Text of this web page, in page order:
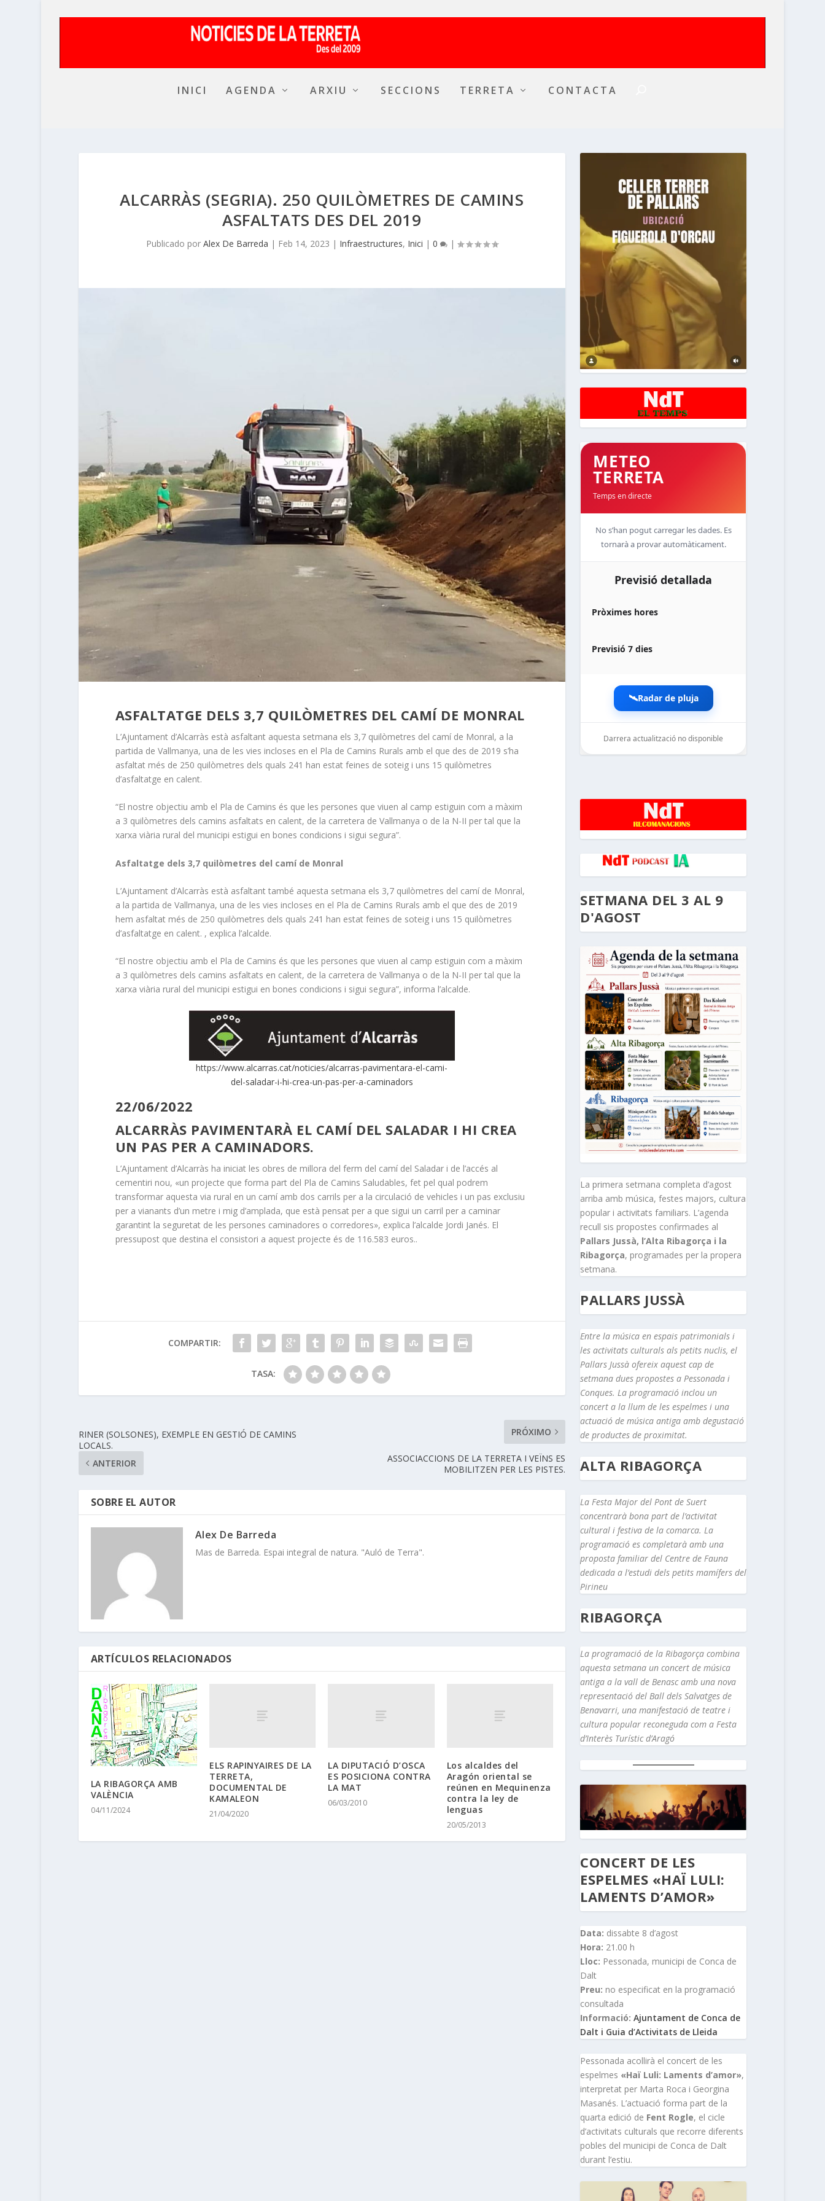
INICI AGENDA ARXIU SECCIONS TERRETA CONTACTA
ALCARRÀS (SEGRIA). 250 QUILÒMETRES DE CAMINS
ASFALTATS DES DEL 2019
Publicado por Alex De Barreda | Feb 14, 2023 | Infraestructures, Inici | 0 |
ASFALTATGE DELS 3,7 QUILÒMETRES DEL CAMÍ DE MONRAL
L’Ajuntament d’Alcarràs està asfaltant aquesta setmana els 3,7 quilòmetres del camí de Monral, a la
partida de Vallmanya, una de les vies incloses en el Pla de Camins Rurals amb el que des de 2019 s’ha
asfaltat més de 250 quilòmetres dels quals 241 han estat feines de soteig i uns 15 quilòmetres
d’asfaltatge en calent.
“El nostre objectiu amb el Pla de Camins és que les persones que viuen al camp estiguin com a màxim
a 3 quilòmetres dels camins asfaltats en calent, de la carretera de Vallmanya o de la N-II per tal que la
xarxa viària rural del municipi estigui en bones condicions i sigui segura”.
Asfaltatge dels 3,7 quilòmetres del camí de Monral
L’Ajuntament d’Alcarràs està asfaltant també aquesta setmana els 3,7 quilòmetres del camí de Monral,
a la partida de Vallmanya, una de les vies incloses en el Pla de Camins Rurals amb el que des de 2019
hem asfaltat més de 250 quilòmetres dels quals 241 han estat feines de soteig i uns 15 quilòmetres
d’asfaltatge en calent. , explica l’alcalde.
“El nostre objectiu amb el Pla de Camins és que les persones que viuen al camp estiguin com a màxim
a 3 quilòmetres dels camins asfaltats en calent, de la carretera de Vallmanya o de la N-II per tal que la
xarxa viària rural del municipi estigui en bones condicions i sigui segura”, informa l’alcalde.
https://www.alcarras.cat/noticies/alcarras-pavimentara-el-cami-
del-saladar-i-hi-crea-un-pas-per-a-caminadors
22/06/2022
ALCARRÀS PAVIMENTARÀ EL CAMÍ DEL SALADAR I HI CREA
UN PAS PER A CAMINADORS.
L’Ajuntament d’Alcarràs ha iniciat les obres de millora del ferm del camí del Saladar i de l’accés al
cementiri nou, «un projecte que forma part del Pla de Camins Saludables, fet pel qual podrem
transformar aquesta via rural en un camí amb dos carrils per a la circulació de vehicles i un pas exclusiu
per a vianants d’un metre i mig d’amplada, que està pensat per a que sigui un carril per a caminar
garantint la seguretat de les persones caminadores o corredores», explica l’alcalde Jordi Janés. El
pressupost que destina el consistori a aquest projecte és de 116.583 euros..
COMPARTIR:
TASA:
RINER (SOLSONES), EXEMPLE EN GESTIÓ DE CAMINS
LOCALS.
ANTERIOR
PRÓXIMO
ASSOCIACCIONS DE LA TERRETA I VEÏNS ES
MOBILITZEN PER LES PISTES.
SOBRE EL AUTOR
Alex De Barreda
Mas de Barreda. Espai integral de natura. "Auló de Terra".
ARTÍCULOS RELACIONADOS
LA RIBAGORÇA AMB
VALÈNCIA
04/11/2024
ELS RAPINYAIRES DE LA
TERRETA,
DOCUMENTAL DE
KAMALEON
21/04/2020
LA DIPUTACIÓ D’OSCA
ES POSICIONA CONTRA
LA MAT
06/03/2010
Los alcaldes del
Aragón oriental se
reúnen en Mequinenza
contra la ley de
lenguas
20/05/2013
METEO
TERRETA
Temps en directe
No s’han pogut carregar les dades. Es
tornarà a provar automàticament.
Previsió detallada
Pròximes hores
Previsió 7 dies
🛰️Radar de pluja
Darrera actualització no disponible
noticiesdelaterreta.com
SETMANA DEL 3 AL 9
D'AGOST
La primera setmana completa d’agost
arriba amb música, festes majors, cultura
popular i activitats familiars. L’agenda
recull sis propostes confirmades al
Pallars Jussà, l’Alta Ribagorça i la
Ribagorça, programades per la propera
setmana.
PALLARS JUSSÀ
Entre la música en espais patrimonials i
les activitats culturals als petits nuclis, el
Pallars Jussà ofereix aquest cap de
setmana dues propostes a Pessonada i
Conques. La programació inclou un
concert a la llum de les espelmes i una
actuació de música antiga amb degustació
de productes de proximitat.
ALTA RIBAGORÇA
La Festa Major del Pont de Suert
concentrarà bona part de l’activitat
cultural i festiva de la comarca. La
programació es completarà amb una
proposta familiar del Centre de Fauna
dedicada a l’estudi dels petits mamífers del
Pirineu
RIBAGORÇA
La programació de la Ribagorça combina
aquesta setmana un concert de música
antiga a la vall de Benasc amb una nova
representació del Ball dels Salvatges de
Benavarri, una manifestació de teatre i
cultura popular reconeguda com a Festa
d’Interès Turístic d’Aragó
CONCERT DE LES
ESPELMES «HAÏ LULI:
LAMENTS D’AMOR»
Data: dissabte 8 d’agost
Hora: 21.00 h
Lloc: Pessonada, municipi de Conca de
Dalt
Preu: no especificat en la programació
consultada
Informació: Ajuntament de Conca de
Dalt i Guia d’Activitats de Lleida
Pessonada acollirà el concert de les
espelmes «Haï Luli: Laments d’amor»,
interpretat per Marta Roca i Georgina
Masanés. L’actuació forma part de la
quarta edició de Fent Rogle, el cicle
d’activitats culturals que recorre diferents
pobles del municipi de Conca de Dalt
durant l’estiu.